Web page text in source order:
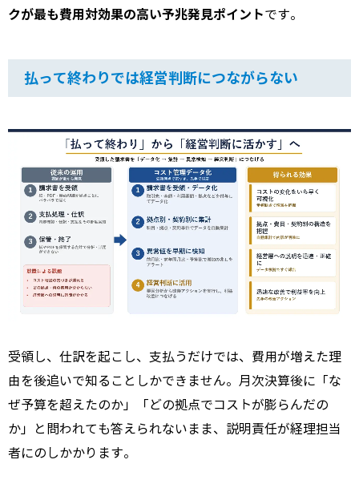
クが最も費用対効果の高い予兆発見ポイントです。
払って終わりでは経営判断につながらない
受領し、仕訳を起こし、支払うだけでは、費用が増えた理
由を後追いで知ることしかできません。月次決算後に「な
ぜ予算を超えたのか」「どの拠点でコストが膨らんだの
か」と問われても答えられないまま、説明責任が経理担当
者にのしかかります。